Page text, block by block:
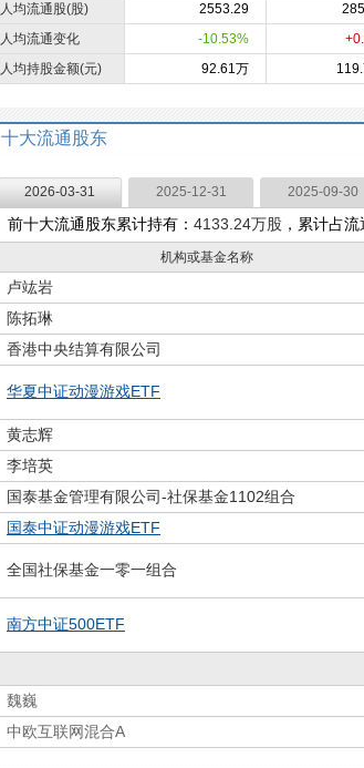
人均流通股(股)
人均流通变化
人均持股金额(元)
2553.29
-10.53%
92.61万
十大流通股东
2026-03-31 2025-12-31 2025-09-30
前十大流通股东累计持有： 4133.24万股 ，累计占流
机构或基金名称
卢竑岩
陈拓琳
香港中央结算有限公司
华夏中证动漫游戏ETF
黄志辉
李培英
国泰基金管理有限公司-社保基金1102组合
国泰中证动漫游戏ETF
全国社保基金一零一组合
南方中证500ETF
魏巍
中欧互联网混合A